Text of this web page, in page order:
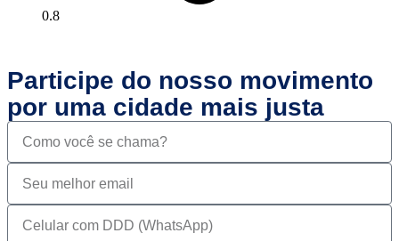
Participe do nosso movimento
por uma cidade mais justa